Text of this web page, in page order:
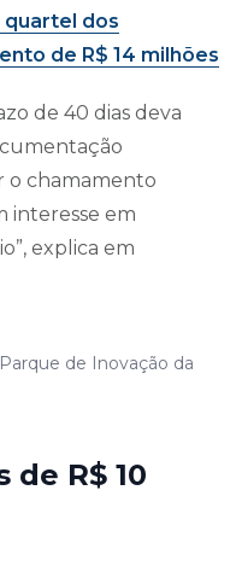
quartel dos
de R$ 14 milhões
de 40 dias deva
o chamamento
interesse em
explica em
de Inovação da
de R$ 10